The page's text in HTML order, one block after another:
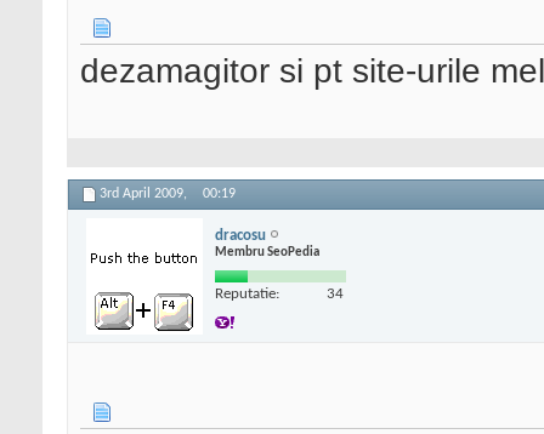
dezamagitor si pt site-urile
3rd April 2009, 00:19
dracosu
Membru SeoPedia
Reputatie: 34